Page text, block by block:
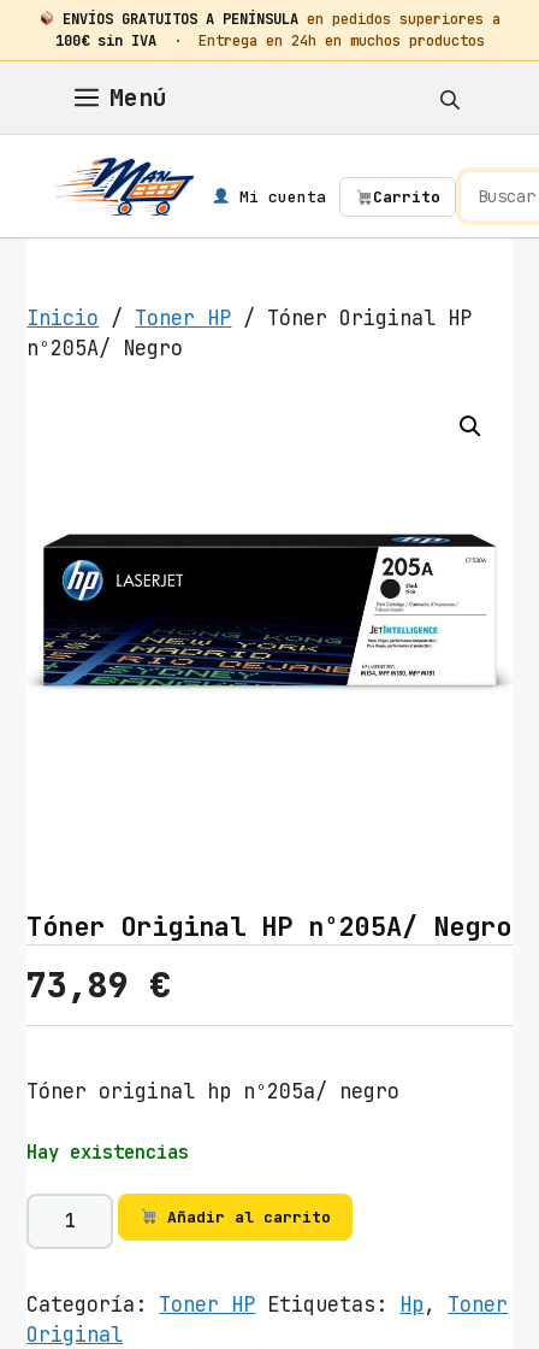
ENVÍOS GRATUITOS A PENÍNSULA en pedidos superiores a
100€ sin IVA· Entrega en 24h en muchos productos
contenido
Menú
Mi cuenta Carrito
Inicio / Toner HP / Tóner Original HP
nº205A/ Negro
Tóner Original HP nº205A/ Negro
73,89 €
Tóner original hp nº205a/ negro
Hay existencias
T
ó
e
r
Añadir al carrito
Categoría: Toner HP Etiquetas: Hp, Toner
Original